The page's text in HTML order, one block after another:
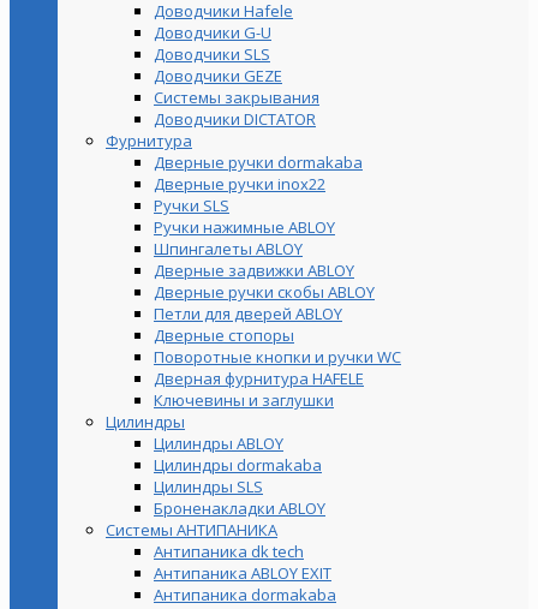
Доводчики Hafele
Доводчики G-U
Доводчики SLS
Доводчики GEZE
Cистемы закрывания
Доводчики DICTATOR
Фурнитура
Дверные ручки dormakaba
Дверные ручки inox22
Ручки SLS
Ручки нажимные ABLOY
Шпингалеты ABLOY
Дверные задвижки ABLOY
Дверные ручки скобы ABLOY
Петли для дверей ABLOY
Дверные стопоры
Поворотные кнопки и ручки WC
Дверная фурнитура HAFELE
Ключевины и заглушки
Цилиндры
Цилиндры ABLOY
Цилиндры dormakaba
Цилиндры SLS
Броненакладки ABLOY
Системы АНТИПАНИКА
Антипаника dk tech
Антипаника ABLOY EXIT
Антипаника dormakaba